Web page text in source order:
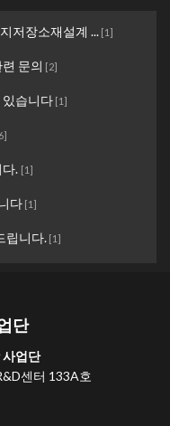
저장소재설계 ... [1]
문의 [2]
습니다 [1]
6]
. [1]
다 [1]
립니다. [1]
단
사업단
센터 133A호